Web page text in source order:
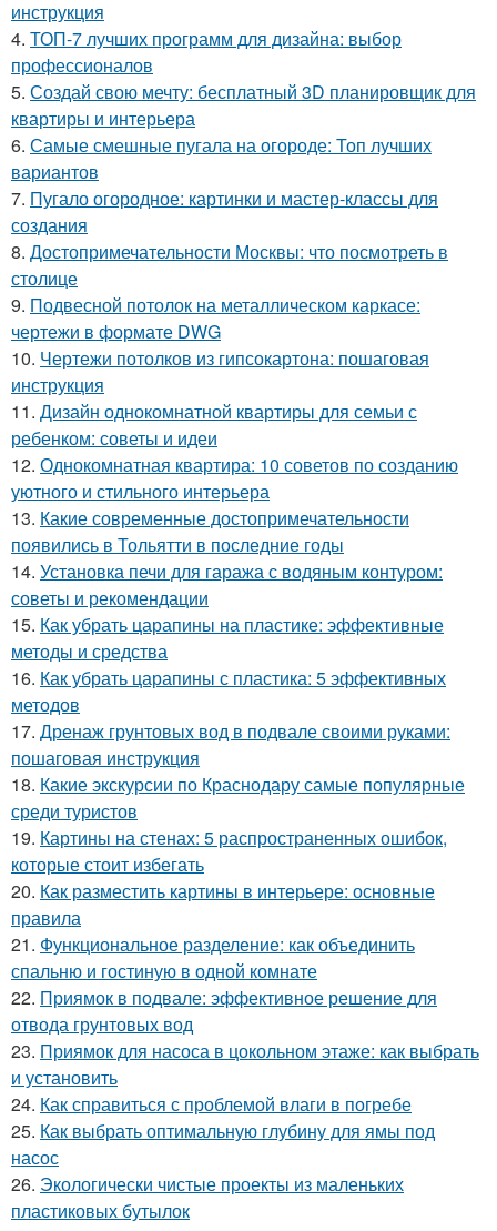
инструкция
4. ТОП-7 лучших программ для дизайна: выбор
профессионалов
5. Создай свою мечту: бесплатный 3D планировщик для
квартиры и интерьера
6. Самые смешные пугала на огороде: Топ лучших
вариантов
7. Пугало огородное: картинки и мастер-классы для
создания
8. Достопримечательности Москвы: что посмотреть в
столице
9. Подвесной потолок на металлическом каркасе:
чертежи в формате DWG
10. Чертежи потолков из гипсокартона: пошаговая
инструкция
11. Дизайн однокомнатной квартиры для семьи с
ребенком: советы и идеи
12. Однокомнатная квартира: 10 советов по созданию
уютного и стильного интерьера
13. Какие современные достопримечательности
появились в Тольятти в последние годы
14. Установка печи для гаража с водяным контуром:
советы и рекомендации
15. Как убрать царапины на пластике: эффективные
методы и средства
16. Как убрать царапины с пластика: 5 эффективных
методов
17. Дренаж грунтовых вод в подвале своими руками:
пошаговая инструкция
18. Какие экскурсии по Краснодару самые популярные
среди туристов
19. Картины на стенах: 5 распространенных ошибок,
которые стоит избегать
20. Как разместить картины в интерьере: основные
правила
21. Функциональное разделение: как объединить
спальню и гостиную в одной комнате
22. Приямок в подвале: эффективное решение для
отвода грунтовых вод
23. Приямок для насоса в цокольном этаже: как выбрать
и установить
24. Как справиться с проблемой влаги в погребе
25. Как выбрать оптимальную глубину для ямы под
насос
26. Экологически чистые проекты из маленьких
пластиковых бутылок